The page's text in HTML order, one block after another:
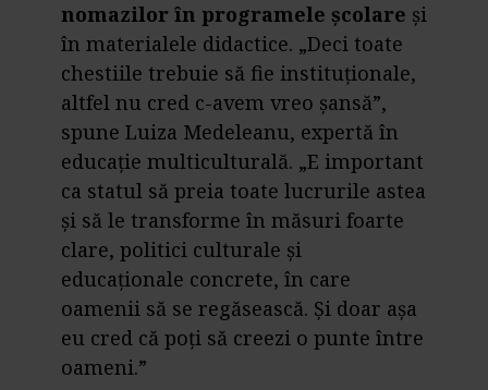
nomazilor în programele școlare și
în materialele didactice. „Deci toate
chestiile trebuie să fie instituționale,
altfel nu cred c-avem vreo șansă”,
spune Luiza Medeleanu, expertă în
educație multiculturală. „E important
ca statul să preia toate lucrurile astea
și să le transforme în măsuri foarte
clare, politici culturale și
educaționale concrete, în care
oamenii să se regăsească. Și doar așa
eu cred că poți să creezi o punte între
oameni.”